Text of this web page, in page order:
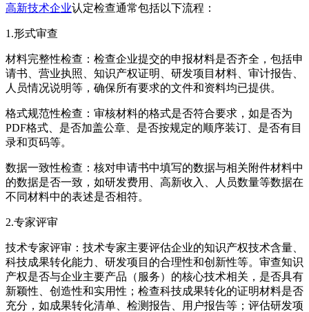
高新技术企业认定检查通常包括以下流程：
1.形式审查
材料完整性检查：检查企业提交的申报材料是否齐全，包括申
请书、营业执照、知识产权证明、研发项目材料、审计报告、
人员情况说明等，确保所有要求的文件和资料均已提供。
格式规范性检查：审核材料的格式是否符合要求，如是否为
PDF格式、是否加盖公章、是否按规定的顺序装订、是否有目
录和页码等。
数据一致性检查：核对申请书中填写的数据与相关附件材料中
的数据是否一致，如研发费用、高新收入、人员数量等数据在
不同材料中的表述是否相符。
2.专家评审
技术专家评审：技术专家主要评估企业的知识产权技术含量、
科技成果转化能力、研发项目的合理性和创新性等。审查知识
产权是否与企业主要产品（服务）的核心技术相关，是否具有
新颖性、创造性和实用性；检查科技成果转化的证明材料是否
充分，如成果转化清单、检测报告、用户报告等；评估研发项